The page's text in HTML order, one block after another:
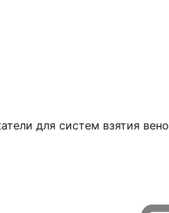
для систем взятия